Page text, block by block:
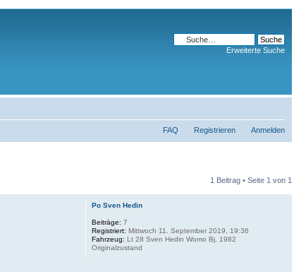
Erweiterte Suche
FAQ Registrieren Anmelden
1 Beitrag • Seite 1 von 1
Po Sven Hedin
Beiträge: 7
Registriert: Mittwoch 11. September 2019, 19:36
Fahrzeug: Lt 28 Sven Hedin Womo Bj. 1982
Originalzustand